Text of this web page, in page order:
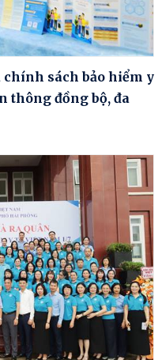
sách bảo hiểm y
thông đồng bộ, đa